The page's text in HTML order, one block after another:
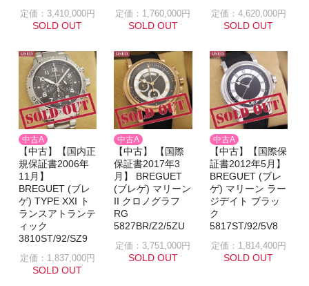
定価：3,410,000円
SOLD OUT
定価：1,760,000円
SOLD OUT
定価：4,620,000円
SOLD OUT
中古A
【中古】【国内正
規保証書2006年
11月】
BREGUET (ブレ
ゲ) TYPE XXI ト
ランスアトランテ
ィック
3810ST/92/SZ9
定価：1,837,000円
SOLD OUT
中古A
【中古】 【国際
保証書2017年3
月】 BREGUET
(ブレゲ) マリーン
II クロノグラフ
RG
5827BR/Z2/5ZU
定価：3,751,000円
SOLD OUT
中古A
【中古】【国際保
証書2012年5月】
BREGUET (ブレ
ゲ) マリーン ラー
ジデイト ブラッ
ク
5817ST/92/5V8
定価：1,814,400円
SOLD OUT